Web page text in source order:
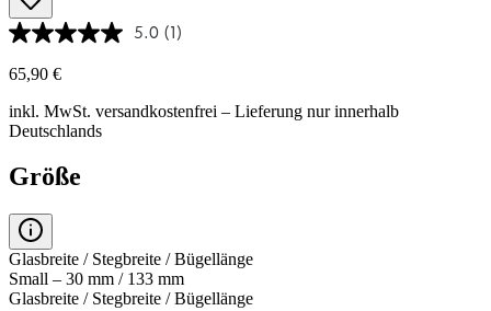
5.0 (1)
65,90 €
inkl. MwSt. versandkostenfrei – Lieferung nur innerhalb
Deutschlands
Größe
Glasbreite / Stegbreite / Bügellänge
Small – 30 mm / 133 mm
Glasbreite / Stegbreite / Bügellänge